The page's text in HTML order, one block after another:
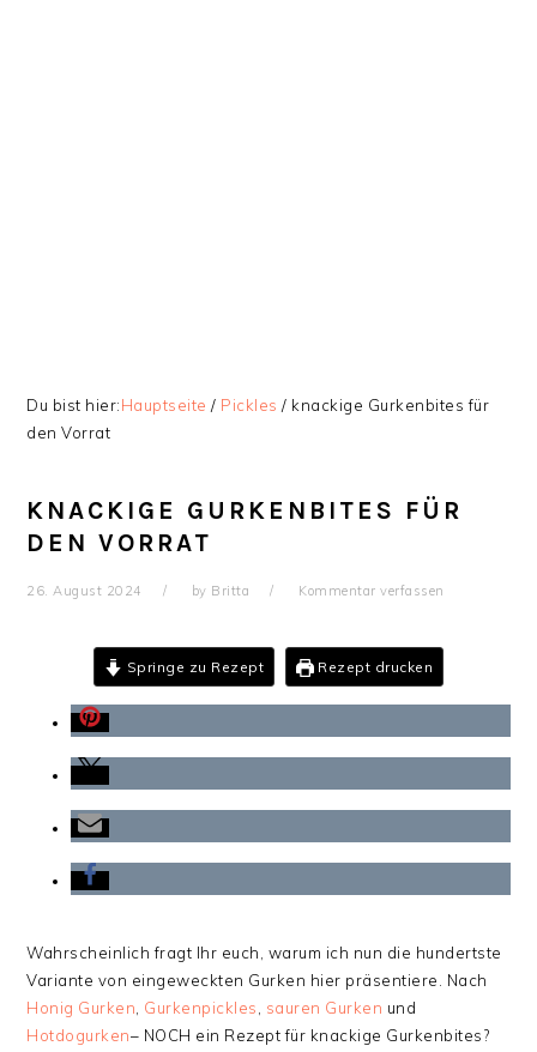
Du bist hier:Hauptseite / Pickles / knackige Gurkenbites für
den Vorrat
KNACKIGE GURKENBITES FÜR
DEN VORRAT
26. August 2024 by Britta Kommentar verfassen
Springe zu Rezept Rezept drucken
Wahrscheinlich fragt Ihr euch, warum ich nun die hundertste
Variante von eingeweckten Gurken hier präsentiere. Nach
Honig Gurken Gurkenpickles sauren Gurken und
Hotdogurken– NOCH ein Rezept für knackige Gurkenbites?